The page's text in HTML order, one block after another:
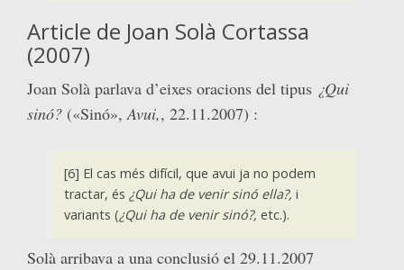
Article de Joan Solà Cortassa
(2007)
Joan Solà parlava d’eixes oracions del tipus ¿Qui
sinó? («Sinó»,Avui,, 22.11.2007) :
[6] El cas més difícil, que avui ja no podem
tractar, és ¿Qui ha de venir sinó ella?, i
variants (¿Qui ha de venir sinó?, etc.).
Solà arribava a una conclusió el 29.11.2007